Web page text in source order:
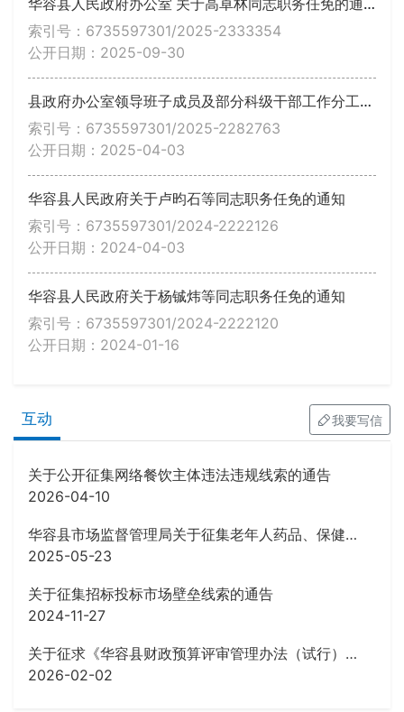
华容县人民政府办公室 关于高卓林同志职务任免的通知
索引号：6735597301/2025-2333354
公开日期：2025-09-30
县政府办公室领导班子成员及部分科级干部工作分工安排
索引号：6735597301/2025-2282763
公开日期：2025-04-03
华容县人民政府关于卢昀石等同志职务任免的通知
索引号：6735597301/2024-2222126
公开日期：2024-04-03
华容县人民政府关于杨铖炜等同志职务任免的通知
索引号：6735597301/2024-2222120
公开日期：2024-01-16
互动 我要写信
关于公开征集网络餐饮主体违法违规线索的通告
2026-04-10
华容县市场监督管理局关于征集老年人药品、保健品虚假宣传等违法行为线索的公告
2025-05-23
关于征集招标投标市场壁垒线索的通告
2024-11-27
关于征求《华容县财政预算评审管理办法（试行）》 (征求意见稿)意见的公告
2026-02-02